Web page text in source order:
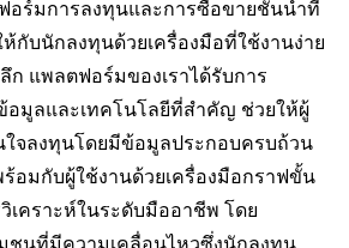
อร์มการลงทุนและการซื้อขายชั้นนำที่
กับนักลงทุนด้วยเครื่องมือที่ใช้งานง่าย
ก แพลตฟอร์มของเราได้รับการ
อมูลและเทคโนโลยีที่สำคัญ ช่วยให้ผู้
จลงทุนโดยมีข้อมูลประกอบครบถ้วน
ร้อมกับผู้ใช้งานด้วยเครื่องมือกราฟขั้น
คราะห์ในระดับมืออาชีพ โดย
ชนที่มีความเคลื่อนไหวซึ่งนักลงทุน